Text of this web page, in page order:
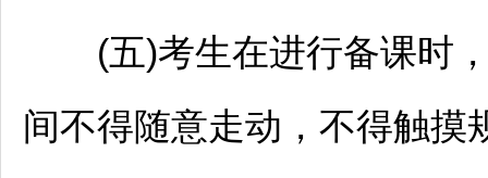
(五)考生在进行备课时，
间不得随意走动，不得触摸